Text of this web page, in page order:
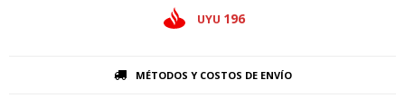
UYU 196
MÉTODOS Y COSTOS DE ENVÍO